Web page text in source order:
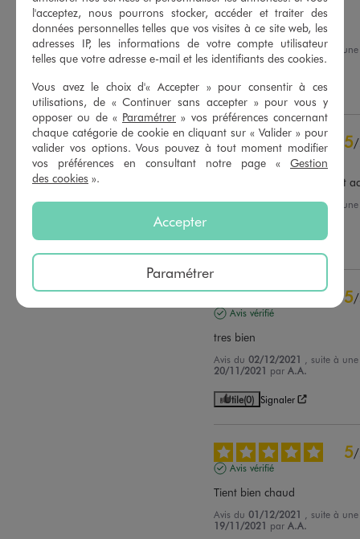
Basé sur 34 avis soumis à un
Voir tous les avis sur ce site
5étoiles
28
étoiles
3étoiles
1
2étoiles
Très bon confort
Avis du03/01/2022 , suite à
15/12/2021 parA.A.
Utile (0) Signaler
5/
Produit de bonne qualité et
Avis du08/12/2021 , suite à
Utile(0) Signaler
5/
Avis vérifié
tres bien
Avis du02/12/2021
, suite à
20/11/2021 parA.A.
Utile(0) Signaler
5/
Avis vérifié
Tient bien chaud
Avis du01/12/2021
, suite à
19/11/2021 parA.A.
l'acceptez, nous pourrons stocker, accéder et traiter des
données personnelles telles que vos visites à ce site web, les
adresses IP, les informations de votre compte utilisateur
telles que votre adresse e-mail et les identifiants des cookies.
Vous avez le choix d'« Accepter » pour consentir à ces
utilisations, de « Continuer sans accepter » pour vous y
opposer ou de « Paramétrer » vos préférences concernant
chaque catégorie de cookie en cliquant sur « Valider » pour
valider vos options. Vous pouvez à tout moment modifier
vos préférences en consultant notre page « Gestion
des cookies ».
Accepter
Paramétrer